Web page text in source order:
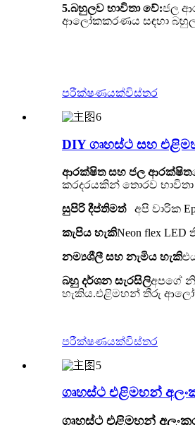
5.බහුලව භාවිතා වේ:ජල
ආලෝකකරණය සඳහා
පරීක්ෂණයක්විස්තර
DIY ගෘහස්ථ සහ
ආරක්ෂිත සහ ජල ආරක්ෂිත
කරදරයකින් තොරව
සුපිරි දීප්තිමත්
අපි වාරික
කැපිය හැකිNeon flex
නම්‍යශීලී සහ නැමිය හැකි
බහු දර්ශන සැරසිලිඅපගේ
හැකිය.එළිමහන් තීරු
පරීක්ෂණයක්විස්තර
ගෘහස්ථ එළිමහන්
ගෘහස්ථ එළිමහන්